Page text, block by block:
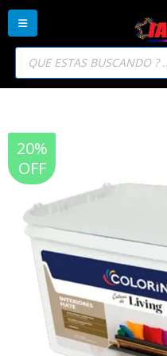
Búsqueda
productos
20%
OFF